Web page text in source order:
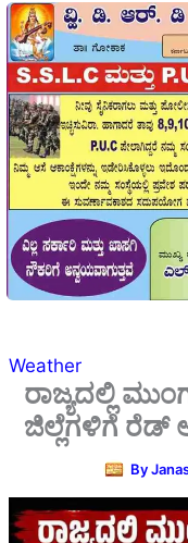
Weather
ರಾಜ್ಯದಲ್ಲಿ
ಜಿಲ್ಲೆಗಳಿಗೆ ರೆಡ್
By